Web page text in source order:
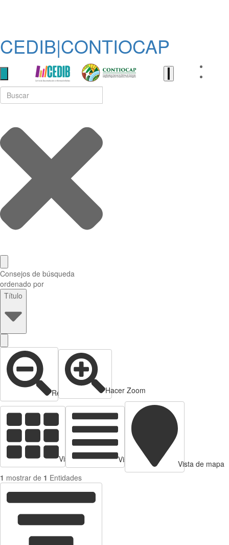
CEDIB|CONTIOCAP
Consejos de búsqueda
ordenado por
Título
Reducir zoom Hacer Zoom
Vista de tarjetas Vista de Tabla
Vista de mapa
1 mostrar de 1 Entidades